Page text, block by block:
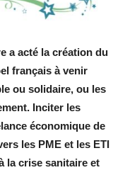
a acté la création du
français à venir
ou solidaire, ou les
Inciter les
économique de
les PME et les ETI
la crise sanitaire et